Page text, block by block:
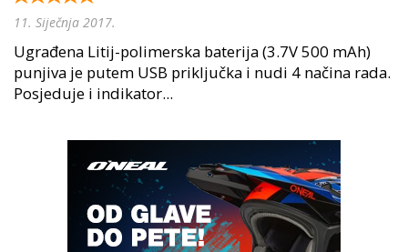
11. Siječnja 2017.
Ugrađena Litij-polimerska baterija (3.7V 500 mAh)
punjiva je putem USB priključka i nudi 4 načina rada.
Posjeduje i indikator...